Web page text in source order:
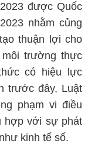
được Quốc
nhằm củng
thuận lợi cho
trường thực
có hiệu lực
trước đây, Luật
phạm vi điều
hợp với sự phát
kinh tế số.